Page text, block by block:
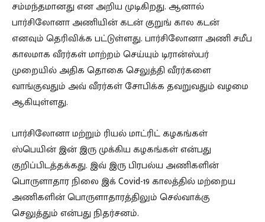
சம்மந்தமானது என அறிய முடிகிறது. ஆனால்
பார்சிலோனா அணியின் கடன் குறுங் கால கடன்
எனவும் தெரிவிக்க பட்டுள்ளது. பார்சிலோனா அணி சமீப
காலமாக வீரர்கள் மாற்றம் செய்யும் டிரான்ஸ்பர்
முறையில் அதிக தொகை செலுத்தி வீரர்களை
வாங்குவதும் அவ் வீரர்கள் சோபிக்க தவறுவதும் வழமை
ஆகியுள்ளது.
பார்சிலோனா மற்றும் ரியல் மாட்ரிட் கழகங்கள்
ஸ்பெயின் இன் இரு முக்கிய கழகங்கள் என்பது
குறிப்பிடத்தக்கது. இவ் இரு பிரபல்ய அணிகளின்
பொருளாதார நிலை இக் Covid-19 காலத்தில் மற்றைய
அணிகளின் பொருளாதாரத்திலும் செல்வாக்கு
செலுத்தும் என்பது நிதர்சனம்.